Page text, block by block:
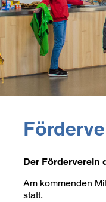
Der Förderverein
Am kommenden
statt.